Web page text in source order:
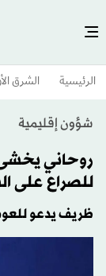
الرئيسية الشرق
شؤون إقليمية
روحاني
للصراع على
ظريف يدعو